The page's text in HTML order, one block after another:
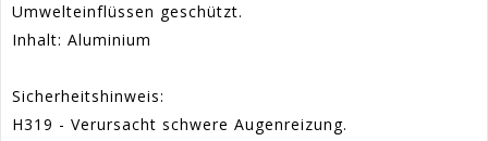
Umwelteinflüssen geschützt.
Inhalt: Aluminium
Sicherheitshinweis:
H319 - Verursacht schwere Augenreizung.